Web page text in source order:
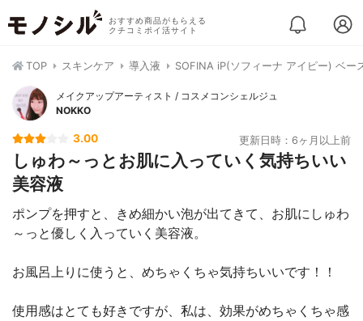
おすすめ商品がもらえる
クチコミポイ活サイト
TOP スキンケア 導入液 SOFINA iP(ソフィーナ アイピー) ベー
メイクアップアーティスト / コスメコンシェルジュ
NOKKO
3.00 更新日時：6ヶ月以上前
しゅわ～っとお肌に入っていく気持ちいい
美容液
ポンプを押すと、きめ細かい泡が出てきて、お肌にしゅわ
～っと優しく入っていく美容液。
お風呂上りに使うと、めちゃくちゃ気持ちいいです！！
使用感はとても好きですが、私は、効果がめちゃくちゃ感